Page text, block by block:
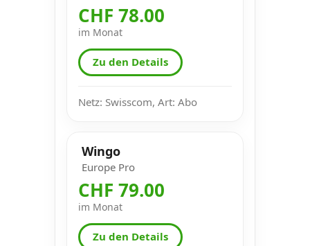
CHF 78.00
im Monat
Zu den Details
Netz: Swisscom, Art: Abo
Wingo
Europe Pro
CHF 79.00
im Monat
Zu den Details